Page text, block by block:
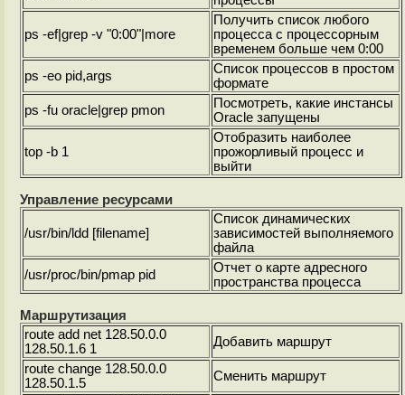
ps -ef|grep -v "0:00"|more
Получить список любого
процесса с процессорным
временем больше чем 0:00
ps -eo pid,args
Список процессов в простом
формате
ps -fu oracle|grep pmon
Посмотреть, какие инстансы
Oracle запущены
top -b 1
Отобразить наиболее
прожорливый процесс и
выйти
Управление ресурсами
/usr/bin/ldd [filename]
Список динамических
зависимостей выполняемого
файла
/usr/proc/bin/pmap pid
Отчет о карте адресного
пространства процесса
Маршрутизация
route add net 128.50.0.0
128.50.1.6 1
Добавить маршрут
route change 128.50.0.0
128.50.1.5
Сменить маршрут